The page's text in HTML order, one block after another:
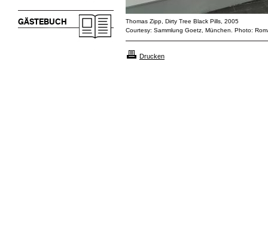
GÄSTEBUCH
Thomas Zipp, Dirty Tree Black Pills, 2005
Courtesy: Sammlung Goetz, München. Photo:
Drucken